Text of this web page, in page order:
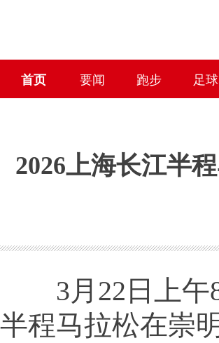
首页 要闻 跑步 足球
2026上海长江半
3月22日上午8
半程马拉松在崇